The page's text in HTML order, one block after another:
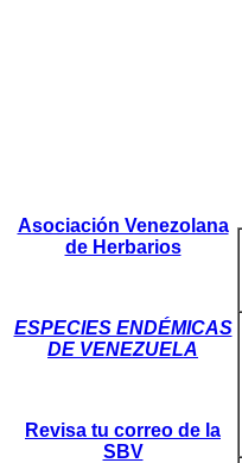
Asociación Venezolana
de Herbarios
ESPECIES ENDÉMICAS
DE VENEZUELA
Revisa tu correo de la
SBV